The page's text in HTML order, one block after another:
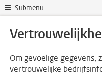
Submenu
Om gevoelige gegevens,
vertrouwelijke